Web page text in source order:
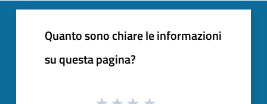
Quanto sono chiare le informazioni
su questa pagina?